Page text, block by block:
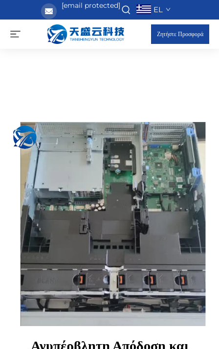
[email protected] EL
Ζητήστε Προσφορά
Ανυπέρβλητη Απόδοση και